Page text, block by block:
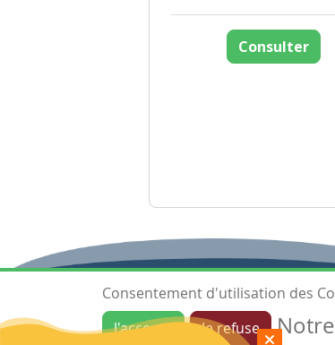
Consulter
Ressources
Consentement d'utilisation des
J'accepte
Je refuse